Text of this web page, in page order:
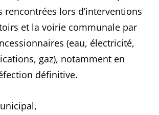
rencontrées lors d’interventions
et la voirie communale par
(eau, électricité,
gaz), notamment en
définitive.